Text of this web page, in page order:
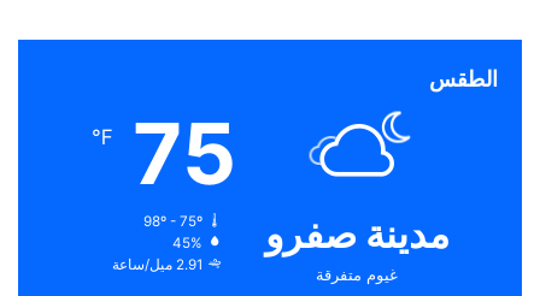
الطقس
مدينة صفرو
غيوم متفرقة
75
℉
98º - 75º
45%
2.91 ميل/ساعة